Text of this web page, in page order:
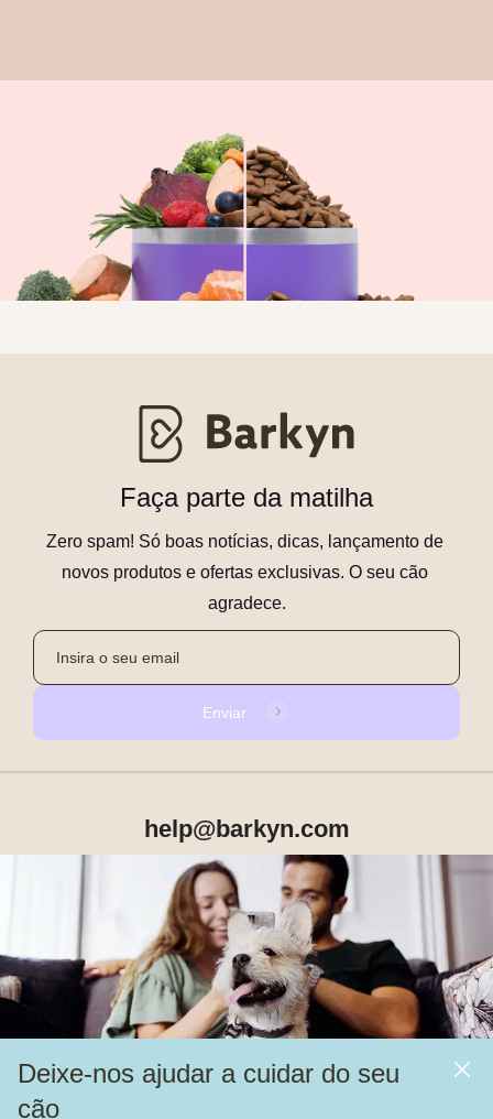
Deixe-nos ajudar a cuidar do seu
cão
Faça parte da matilha
Zero spam! Só boas notícias, dicas, lançamento de
novos produtos e ofertas exclusivas. O seu cão
agradece.
Enviar
help@barkyn.com
Produtos
Mais
Alimentação